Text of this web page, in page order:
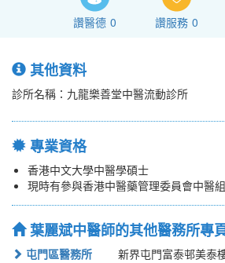
讚醫德 0 讚服務 0
其他資料
診所名稱：九龍樂善堂中醫流動診所
專業資格
香港中文大學中醫學碩士
現時有參與香港中醫藥管理委員會中醫
葉麗斌中醫師的其他醫務所專
屯門區醫務所
新界屯門富泰邨美泰